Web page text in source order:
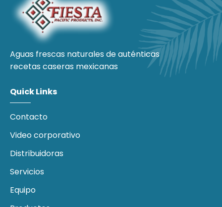
Aguas frescas naturales de auténticas
recetas caseras mexicanas
Quick Links
Contacto
Video corporativo
Distribuidoras
Servicios
Equipo